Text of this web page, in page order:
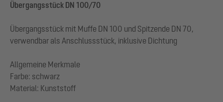
Übergangsstück DN 100/70
Übergangsstück mit Muffe DN 100 und Spitzende DN 70,
verwendbar als Anschlussstück, inklusive Dichtung
Allgemeine Merkmale
Farbe: schwarz
Material: Kunststoff